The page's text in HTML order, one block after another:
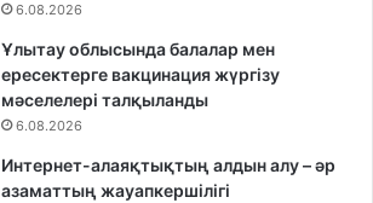
6.08.2026
Ұлытау облысында балалар мен
ересектерге вакцинация жүргізу
мәселелері талқыланды
6.08.2026
Интернет-алаяқтықтың алдын алу – әр
азаматтың жауапкершілігі